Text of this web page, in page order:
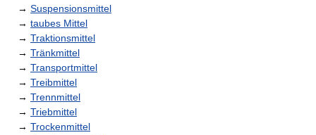
→ Suspensionsmittel
→ taubes Mittel
→ Traktionsmittel
→ Tränkmittel
→ Transportmittel
→ Treibmittel
→ Trennmittel
→ Triebmittel
→ Trockenmittel